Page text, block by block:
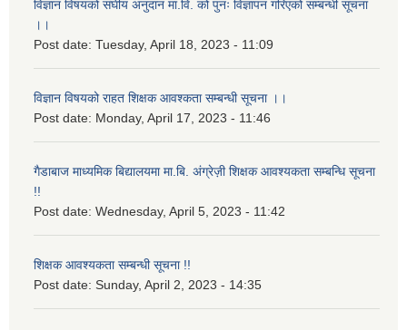
विज्ञान विषयको संघीय अनुदान मा.वि. को पुनः विज्ञापन गरिएको सम्बन्धी सूचना
।।
Post date: Tuesday, April 18, 2023 - 11:09
विज्ञान विषयको राहत शिक्षक आवश्कता सम्बन्धी सूचना ।।
Post date: Monday, April 17, 2023 - 11:46
गैडाबाज माध्यमिक बिद्यालयमा मा.बि. अंग्रेज़ी शिक्षक आवश्यकता सम्बन्धि सूचना
!!
Post date: Wednesday, April 5, 2023 - 11:42
शिक्षक आवश्यकता सम्बन्धी सूचना !!
Post date: Sunday, April 2, 2023 - 14:35